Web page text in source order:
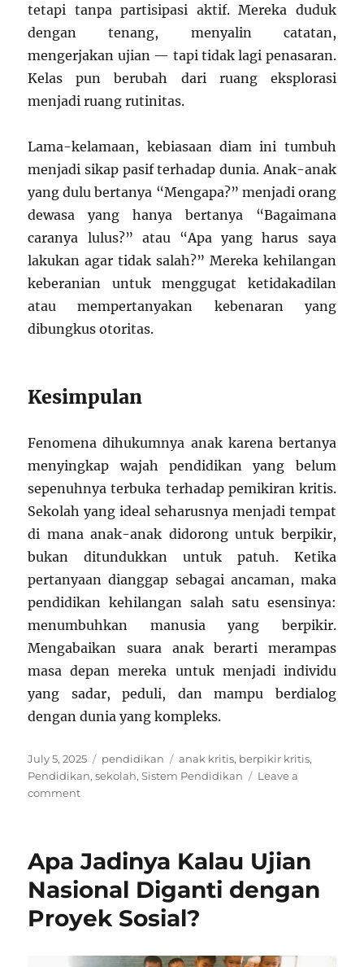
tetapi tanpa partisipasi aktif. Mereka duduk
dengan tenang, menyalin catatan,
mengerjakan ujian — tapi tidak lagi penasaran.
Kelas pun berubah dari ruang eksplorasi
menjadi ruang rutinitas.
Lama-kelamaan, kebiasaan diam ini tumbuh
menjadi sikap pasif terhadap dunia. Anak-anak
yang dulu bertanya “Mengapa?” menjadi orang
dewasa yang hanya bertanya “Bagaimana
caranya lulus?” atau “Apa yang harus saya
lakukan agar tidak salah?” Mereka kehilangan
keberanian untuk menggugat ketidakadilan
atau mempertanyakan kebenaran yang
dibungkus otoritas.
Kesimpulan
Fenomena dihukumnya anak karena bertanya
menyingkap wajah pendidikan yang belum
sepenuhnya terbuka terhadap pemikiran kritis.
Sekolah yang ideal seharusnya menjadi tempat
di mana anak-anak didorong untuk berpikir,
bukan ditundukkan untuk patuh. Ketika
pertanyaan dianggap sebagai ancaman, maka
pendidikan kehilangan salah satu esensinya:
menumbuhkan manusia yang berpikir.
Mengabaikan suara anak berarti merampas
masa depan mereka untuk menjadi individu
yang sadar, peduli, dan mampu berdialog
dengan dunia yang kompleks.
Posted
on
July 5, 2025 Categories
pendidikan Tags
anak kritis, berpikir kritis,
Pendidikan,sekolah,Sistem Pendidikan
Leave a
commenton
Ketika
Tak
Siap
dengan
Apa Jadinya Kalau Ujian
Nasional Diganti dengan
Proyek Sosial?